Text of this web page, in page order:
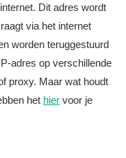
Dit adres wordt
via het internet
worden teruggestuurd
adres op verschillende
proxy. Maar wat houdt
het hier voor je